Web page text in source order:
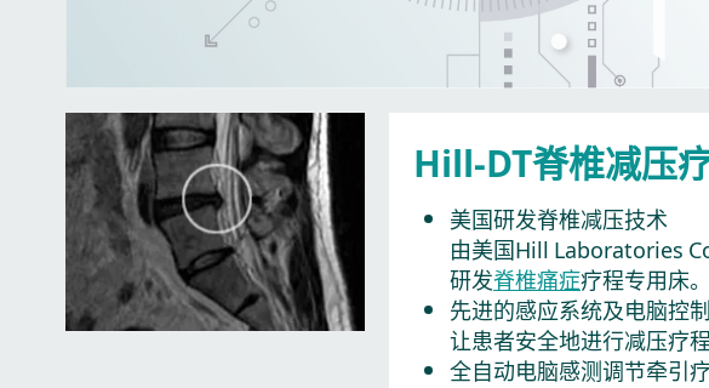
Hill-DT脊椎减压
美国研发脊椎减压技术
由美国Hill Laboratories
研发脊椎痛症疗程专用床。
先进的感应系统及电脑控制​
让患者安全地进行减压疗程
全自动电脑感测调节牵引